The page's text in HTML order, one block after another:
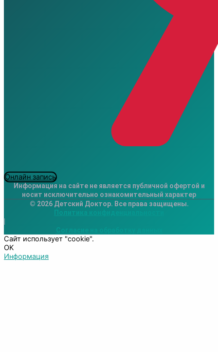
Онлайн запись
Информация на сайте не является публичной офертой и
носит исключительно ознакомительный характер
© 2026 Детский Доктор. Все права защищены.
Политика конфиденциальности
Сайт использует "cookie".
OK
Информация